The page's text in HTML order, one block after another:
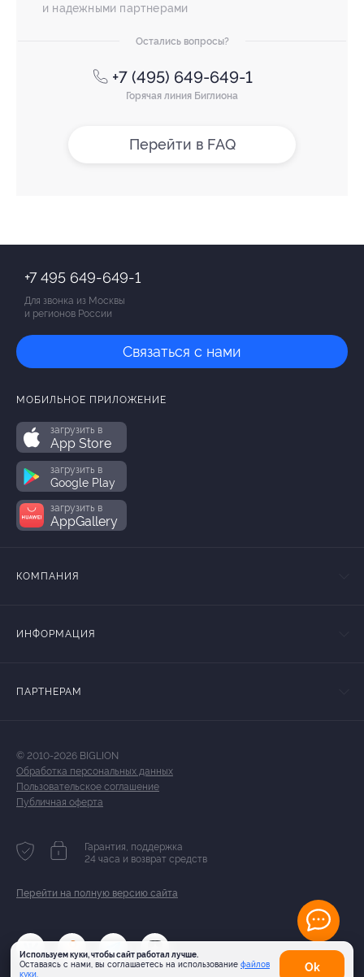
и надежными партнерами
Остались вопросы?
+7 (495) 649-649-1
Горячая линия Биглиона
Перейти в FAQ
Используем куки, чтобы сайт работал лучше.
Оставаясь с нами, вы соглашаетесь на использование файлов
куки.
Оk
+7 495 649-649-1
Для звонка из Москвы
и регионов России
Связаться с нами
МОБИЛЬНОЕ ПРИЛОЖЕНИЕ
загрузить в
App Store
загрузить в
Google Play
загрузить в
AppGallery
КОМПАНИЯ
ИНФОРМАЦИЯ
ПАРТНЕРАМ
© 2010-2026 BIGLION
Обработка персональных данных
Пользовательское соглашение
Публичная оферта
Гарантия, поддержка
24 часа и возврат средств
Перейти на полную версию сайта